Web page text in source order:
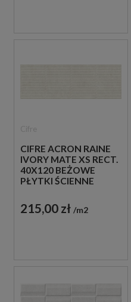
CIFRE ACRON RAINE
IVORY MATE XS RECT.
40X120 BEŻOWE
PŁYTKI ŚCIENNE
215,00 zł m2